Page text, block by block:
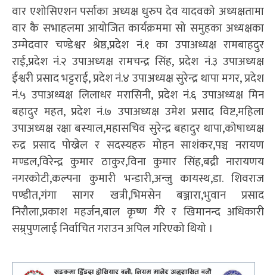
वार एशोसिएशन पर्साका अध्यक्ष धुरुप देव यादवको अध्यक्षतामा
वार कै सभाहलमा आयोजित कार्यक्रममा सो समुहका अध्यक्षका
उम्मेदवार चण्डेश्वर श्रेष्ठ,प्रदेश नं.१ का उपाअध्यक्ष रामबाहदुर
राई,प्रदेश नं.२ उपाअध्यक्ष रामचन्द्र सिंह, प्रदेश नं.३ उपाअध्यक्ष
ईश्वरी प्रसाद भट्टराई, प्रदेश नं.४ उपाअध्यक्ष सुरेन्द्र थापा मगर, प्रदेश
नं.५ उपाअध्यक्ष लिलाधर मरासिनी, प्रदेश नं.६ उपाअध्यक्ष मिन
बहादुर महत, प्रदेश नं.७ उपाअध्यक्ष उमेश प्रसाद विष्ट,महिला
उपाअध्यक्ष रक्षा बस्याल,महासचिव सुरेन्द्र बहादुर थापा,कोषाध्यक्ष
रुद्र प्रसाद पोख्रेल र सदस्यहरु मोहन साशंकर,पञ्च नरायण
मण्डल,विरेन्द्र कुमार ठाकुर,विना कुमार सिंह,बद्री नारायणय
नगरकोटी,कल्पना कुमारी भन्डारी,अन्जु कायस्थ,डा. शिवराज
पण्डीत,गंगा सागर खत्री,भिमसेन बञ्जारा,भुवान प्रसाद
निरौला,प्रकाश महर्जन,बाल कृष्ण गैरे र खिमानन्द अधिकारी
सम्र्पुणलाई निर्वाचित गराउन अपिल गरिएको थियो ।